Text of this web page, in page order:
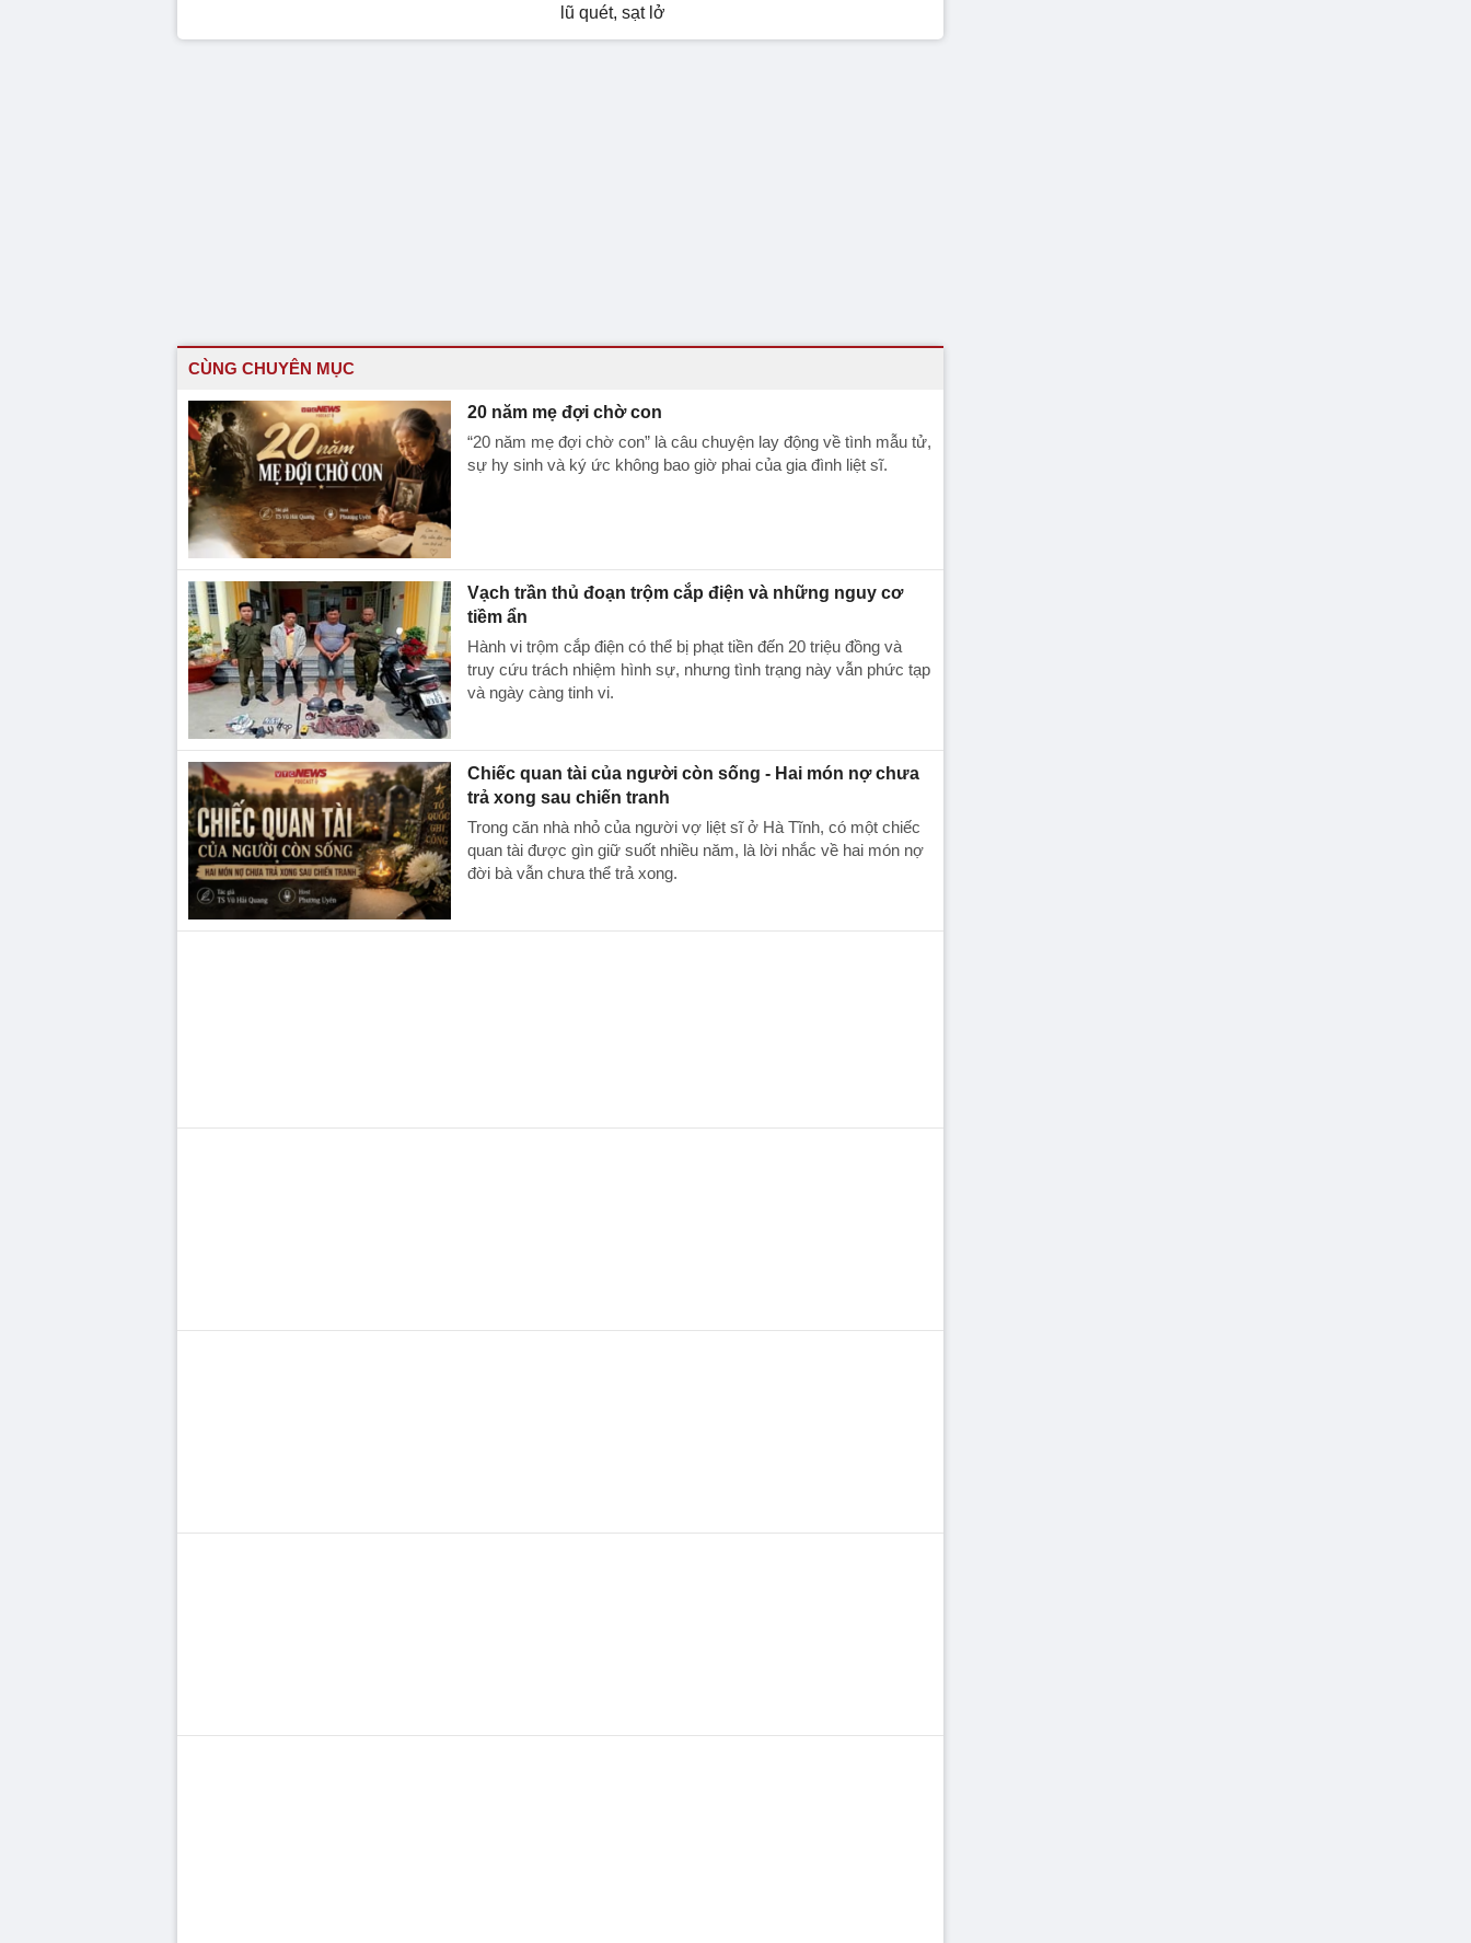
lũ quét, sạt lở
CÙNG CHUYÊN MỤC
20 năm mẹ đợi chờ con
“20 năm mẹ đợi chờ con” là câu chuyện lay động về tình mẫu tử,
sự hy sinh và ký ức không bao giờ phai của gia đình liệt sĩ.
Vạch trần thủ đoạn trộm cắp điện và những nguy cơ
tiềm ẩn
Hành vi trộm cắp điện có thể bị phạt tiền đến 20 triệu đồng và
truy cứu trách nhiệm hình sự, nhưng tình trạng này vẫn phức tạp
và ngày càng tinh vi.
Chiếc quan tài của người còn sống - Hai món nợ chưa
trả xong sau chiến tranh
Trong căn nhà nhỏ của người vợ liệt sĩ ở Hà Tĩnh, có một chiếc
quan tài được gìn giữ suốt nhiều năm, là lời nhắc về hai món nợ
đời bà vẫn chưa thể trả xong.